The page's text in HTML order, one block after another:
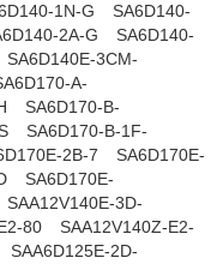
1N-G
SA6D140-
2A-G
SA6D140-
SA6D140E-3CM-
A-
SA6D170-B-
SA6D170-B-1F-
2B-7
SA6D170E-
SA6D170E-
SAA12V140E-3D-
80
SAA12V140Z-E2-
SAA6D125E-2D-